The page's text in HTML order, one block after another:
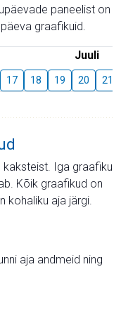
paneelist on
graafikuid.
Juuli
17 18 19 20 21
kaksteist. Iga graafiku
Kõik graafikud on
kohaliku aja järgi.
aja andmeid ning